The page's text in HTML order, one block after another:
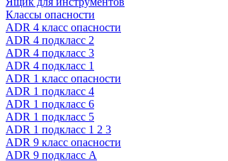
Классы опасности
ADR 4 класс опасности
ADR 4 подкласс 2
ADR 4 подкласс 3
ADR 4 подкласс 1
ADR 1 класс опасности
ADR 1 подкласс 4
ADR 1 подкласс 6
ADR 1 подкласс 5
ADR 1 подкласс 1 2 3
ADR 9 класс опасности
ADR 9 подкласс A